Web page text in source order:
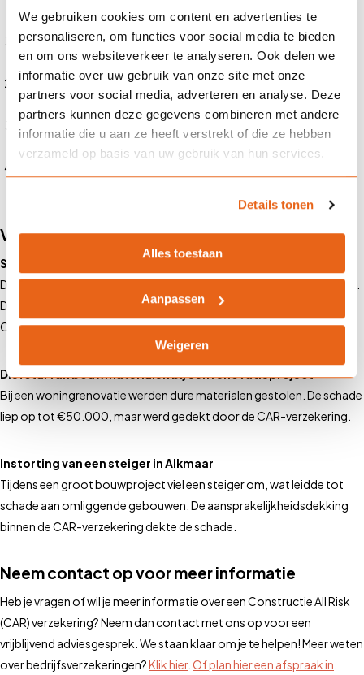
We gebruiken cookies om content en advertenties te
personaliseren, om functies voor social media te bieden
en om ons websiteverkeer te analyseren. Ook delen we
informatie over uw gebruik van onze site met onze
partners voor social media, adverteren en analyse. Deze
partners kunnen deze gegevens combineren met andere
informatie die u aan ze heeft verstrekt of die ze hebben
verzameld op basis van uw gebruik van hun services.
Details tonen
Alles toestaan
Aanpassen
Weigeren
Risicoanalyse:We brengen de risico’s van jouw bouwproject in
kaart.
Vergelijking van verzekeraars:We zoeken de beste dekking
tegen de scherpste premie.
Preventieadvies:
We adviseren over risicobeheer en
schadepreventie.
Voorbeelden van schades in de bouw
Stormschade aan een bouwplaats in Noord-Holland
Door een zware storm stortte een gedeeltelijk opgetrokken pand in.
De kosten van de schade bedroegen ruim €200.000. Dankzij de
CAR-verzekering werd dit bedrag vergoed.
Diefstal van bouwmaterialen bij een renovatieproject
Bij een woningrenovatie werden dure materialen gestolen. De schade
liep op tot €50.000, maar werd gedekt door de CAR-verzekering.
Instorting van een steiger in Alkmaar
Tijdens een groot bouwproject viel een steiger om, wat leidde tot
schade aan omliggende gebouwen. De aansprakelijkheidsdekking
binnen de CAR-verzekering dekte de schade.
Neem contact op voor meer informatie
Heb je vragen of wil je meer informatie over een Constructie All Risk
(CAR) verzekering? Neem dan contact met ons op voor een
vrijblijvend adviesgesprek. We staan klaar om je te helpen! Meer weten
over bedrijfsverzekeringen?Klik hier. Of plan hier een afspraak in